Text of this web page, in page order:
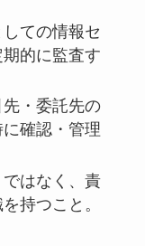
ての情報セ
的に監査す
・委託先の
確認・管理
ではなく、責
持つこと。